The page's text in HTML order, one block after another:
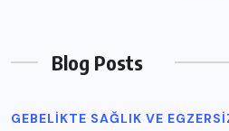
Blog Posts
GEBELIKTE SAĞLIK VE